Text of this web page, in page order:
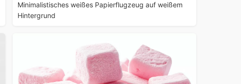
Minimalistisches weißes Papierflugzeug auf weißem
Hintergrund